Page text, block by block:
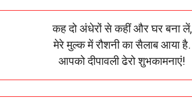
कह दो अंधेरों से कहीं और घर बना लें,
मेरे मुल्क में रौशनी का सैलाब आया है.
आपको दीपावली ढेरो शुभकामनाएं!